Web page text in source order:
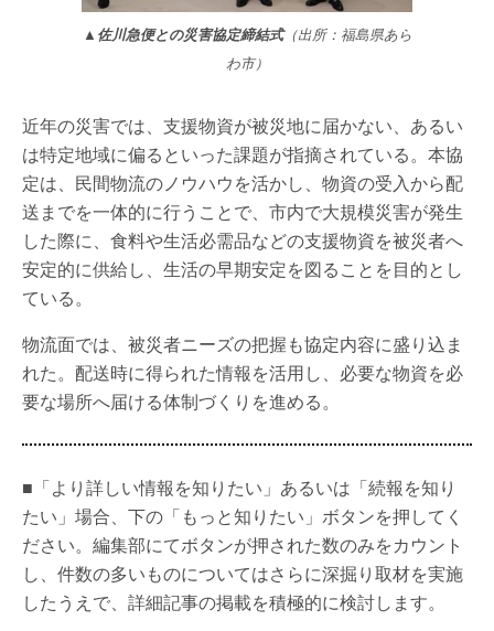
▲佐川急便との災害協定締結式（出所：福島県あら
わ市）
近年の災害では、支援物資が被災地に届かない、あるい
は特定地域に偏るといった課題が指摘されている。本協
定は、民間物流のノウハウを活かし、物資の受入から配
送までを一体的に行うことで、市内で大規模災害が発生
した際に、食料や生活必需品などの支援物資を被災者へ
安定的に供給し、生活の早期安定を図ることを目的とし
ている。
物流面では、被災者ニーズの把握も協定内容に盛り込ま
れた。配送時に得られた情報を活用し、必要な物資を必
要な場所へ届ける体制づくりを進める。
■「より詳しい情報を知りたい」あるいは「続報を知り
たい」場合、下の「もっと知りたい」ボタンを押してく
ださい。編集部にてボタンが押された数のみをカウント
し、件数の多いものについてはさらに深掘り取材を実施
したうえで、詳細記事の掲載を積極的に検討します。